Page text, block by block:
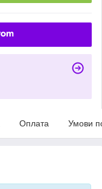
Оплата Умови